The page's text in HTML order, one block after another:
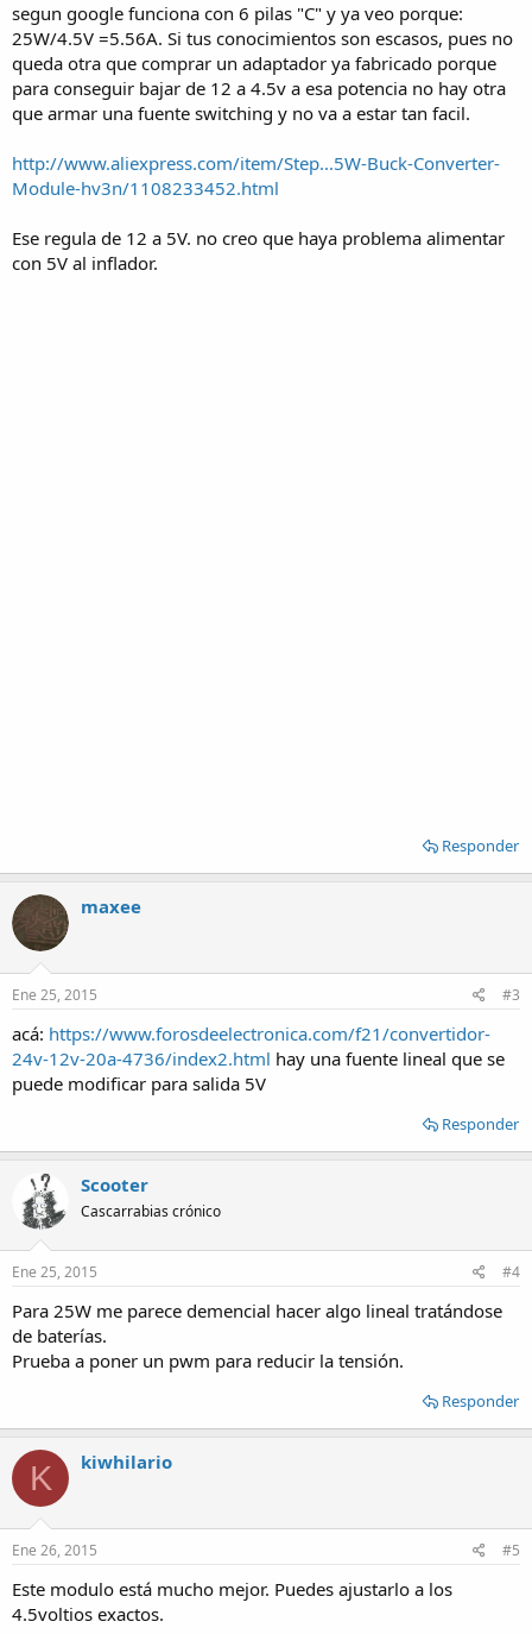
segun google funciona con 6 pilas "C" y ya veo porque:
25W/4.5V =5.56A. Si tus conocimientos son escasos, pues no
queda otra que comprar un adaptador ya fabricado porque
para conseguir bajar de 12 a 4.5v a esa potencia no hay otra
que armar una fuente switching y no va a estar tan facil.
http://www.aliexpress.com/item/Step...5W-Buck-Converter-
Module-hv3n/1108233452.html
Ese regula de 12 a 5V. no creo que haya problema alimentar
con 5V al inflador.
Responder
maxee
Ene 25, 2015 #3
acá: https://www.forosdeelectronica.com/f21/convertidor-
24v-12v-20a-4736/index2.html hay una fuente lineal que se
puede modificar para salida 5V
Responder
Scooter
Cascarrabias crónico
Ene 25, 2015 #4
Para 25W me parece demencial hacer algo lineal tratándose
de baterías.
Prueba a poner un pwm para reducir la tensión.
Responder
K kiwhilario
Ene 26, 2015 #5
Este modulo está mucho mejor. Puedes ajustarlo a los
4.5voltios exactos.